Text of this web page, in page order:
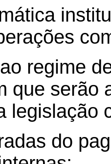
regime
que serão
legislação
do